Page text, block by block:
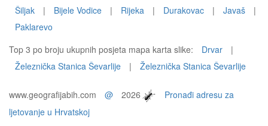
Šiljak
| Bijele Vodice | Rijeka | Durakovac | Javaš
|
Paklarevo
Top 3 po broju ukupnih posjeta mapa karta slike:
Drvar
|
Železnička Stanica Ševarlije
| Železnička Stanica Ševarlije
www.geografijabih.com @ 2026
Pronađi adresu za
ljetovanje u Hrvatskoj